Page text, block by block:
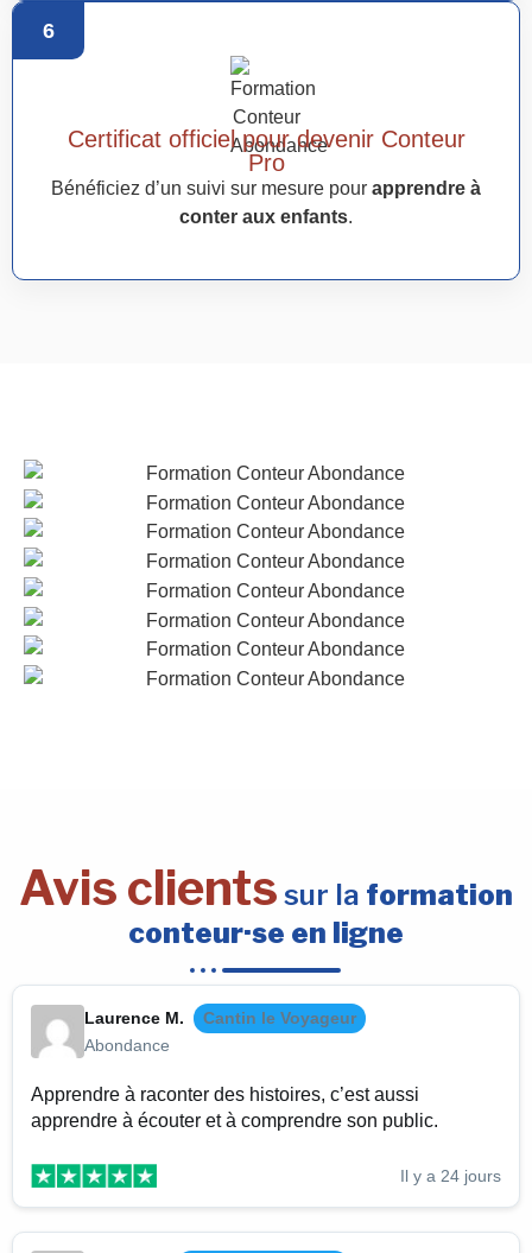
6
Certificat officiel pour devenir Conteur
Pro
Bénéficiez d’un suivi sur mesure pour apprendre à
conter aux enfants.
Avis clients sur la formation
conteur·se en ligne
Laurence M.
Cantin le Voyageur
Abondance
Apprendre à raconter des histoires, c’est aussi
apprendre à écouter et à comprendre son public.
Il y a 24 jours